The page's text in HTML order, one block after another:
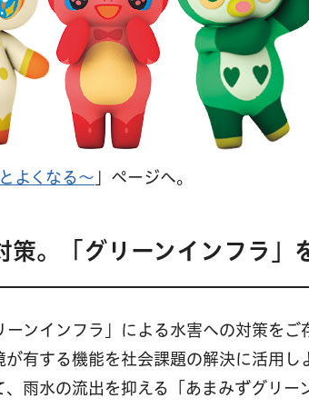
よくなる～ 」ページへ。
策。「グリーンインフラ」
ンインフラ」による水害への対策をご
が有する機能を社会課題の解決に活用し
雨水の流出を抑える「あまみずグリー